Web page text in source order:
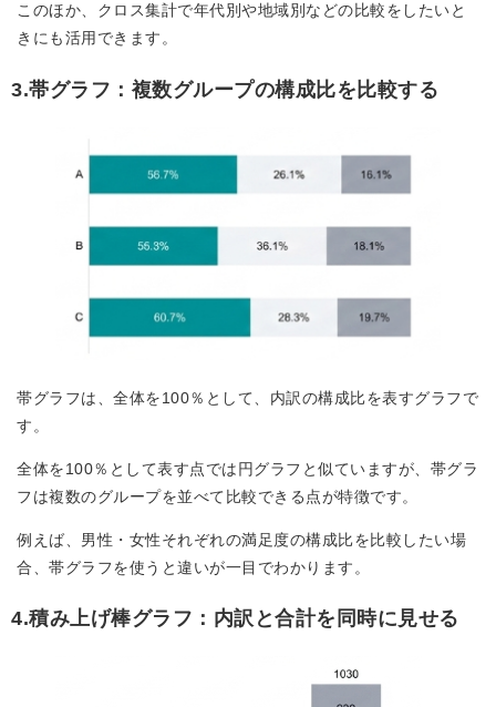
このほか、クロス集計で年代別や地域別などの比較をしたいと
きにも活用できます。
3.帯グラフ：複数グループの構成比を比較する
帯グラフは、全体を100％として、内訳の構成比を表すグラフで
す。
全体を100％として表す点では円グラフと似ていますが、帯グラ
フは複数のグループを並べて比較できる点が特徴です。
例えば、男性・女性それぞれの満足度の構成比を比較したい場
合、帯グラフを使うと違いが一目でわかります。
4.積み上げ棒グラフ：内訳と合計を同時に見せる